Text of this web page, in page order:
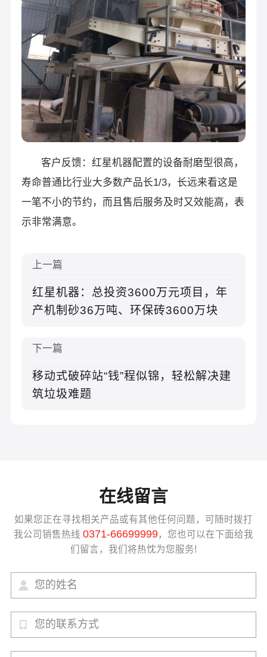
客户反馈：红星机器配置的设备耐磨型很高，
寿命普通比行业大多数产品长1/3，长远来看这是
一笔不小的节约，而且售后服务及时又效能高，表
示非常满意。
上一篇
红星机器：总投资3600万元项目，年
产机制砂36万吨、环保砖3600万块
下一篇
移动式破碎站“钱”程似锦，轻松解决建
筑垃圾难题
在线留言
如果您正在寻找相关产品或有其他任何问题，可随时拨打
我公司销售热线 0371-66699999，您也可以在下面给我
们留言，我们将热忱为您服务!